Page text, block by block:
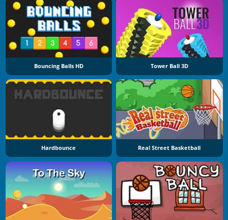
Bouncing Balls HD Tower Ball 3D
Hardbounce Real Street Basketball